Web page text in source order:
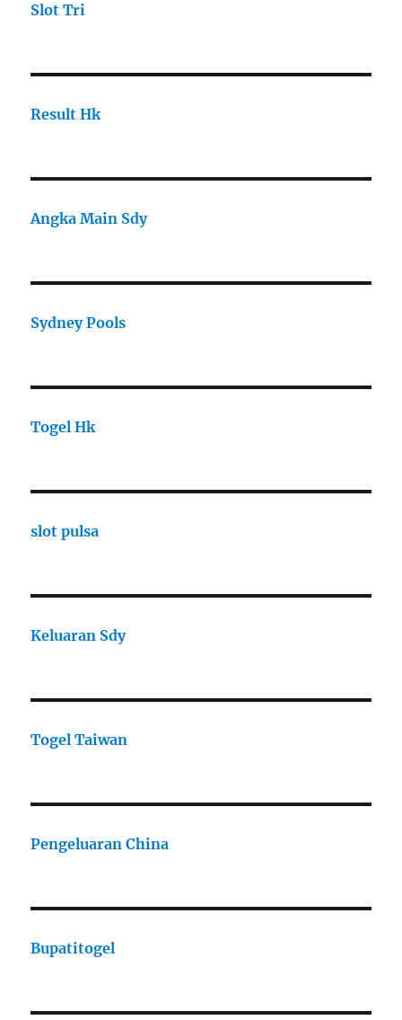
Slot Tri
Result Hk
Angka Main Sdy
Sydney Pools
Togel Hk
slot pulsa
Keluaran Sdy
Togel Taiwan
Pengeluaran China
Bupatitogel